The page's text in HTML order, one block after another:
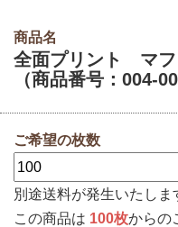
商品名
全面プリント マフ
（商品番号：004-
ご希望の枚数
別途送料が発生いたしま
この商品は 100枚からの